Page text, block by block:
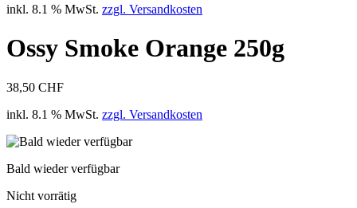
inkl. 8.1 % MwSt. zzgl. Versandkosten
Ossy Smoke Orange 250g
38,50 CHF
inkl. 8.1 % MwSt. zzgl. Versandkosten
Bald wieder verfügbar
Nicht vorrätig